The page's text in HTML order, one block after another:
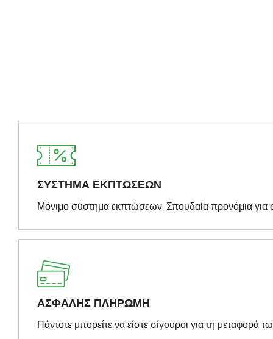
ΣΥΣΤΗΜΑ ΕΚΠΤΩΣΕΩΝ
Μόνιμο σύστημα εκπτώσεων. Σπουδαία προνόμια για
ΑΣΦΑΛΗΣ ΠΛΗΡΩΜΗ
Πάντοτε μπορείτε να είστε σίγουροι για τη μεταφορά